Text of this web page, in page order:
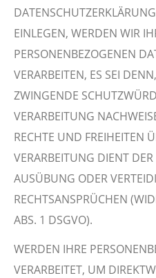
EINLEGEN, WERDEN WIR
PERSONENBEZOGENEN
VERARBEITEN, ES SEI
ZWINGENDE
VERARBEITUNG
RECHTE UND FREIHEITEN
VERARBEITUNG DIENT
AUSÜBUNG ODER
RECHTSANSPRÜCHEN
ABS. 1 DSGVO).
WERDEN IHRE
VERARBEITET, UM